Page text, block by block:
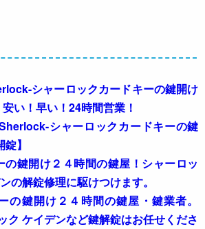
シャーロックカードキーの鍵開け
い！早い！24時間営業！
シャーロックカードキーの鍵
】
の鍵開け２４時間の鍵屋！シャーロッ
の解錠修理に駆けつけます。
の鍵開け２４時間の鍵屋・鍵業者。
ク ケイデンなど鍵解錠はお任せくださ